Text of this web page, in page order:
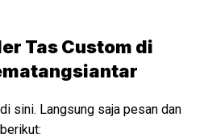
Tas Custom di
sini. Langsung saja pesan dan